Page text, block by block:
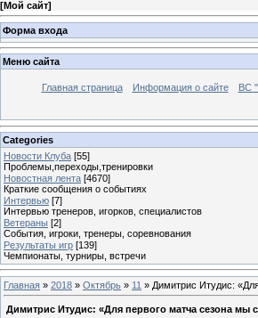
[Мой сайт]
Форма входа
Меню сайта
Главная страница Информация о сайте BC
Categories
Новости Клуба [55]
Проблемы,переходы,тренировки
Новостная лента [4670]
Краткие сообщения о событиях
Интервью [7]
Интервью тренеров, игорков, специалистов
Ветераны [2]
События, игроки, тренеры, соревнования
Результаты игр [139]
Чемпионаты, турниры, встречи
Главная » 2018 » Октябрь » 11 » Димитрис Итудис:
Димитрис Итудис: «Для первого матча сезона мы